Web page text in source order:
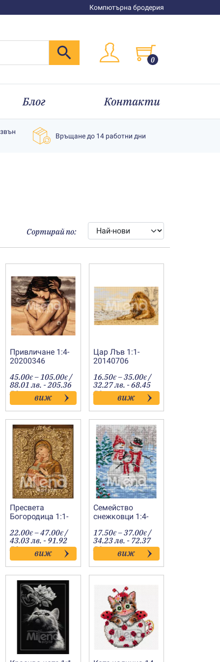
Компютърна бродерия
0
Блог Контакти
Връщане до 14 работни дни
Сортирай по:
Привличане 1:4-
20200346
45.00€ –105.00€Price
range:
45.00€
through
105.00€
/
88.01 лв. - 205.36
лв. виж
Цар Лъв 1:1-
20140706
16.50€ –35.00€Price
range:
16.50€
through
35.00€
/
32.27 лв. - 68.45
лв. виж
Пресвета
Богородица 1:1-
22.00€ –47.00€Price
range:
22.00€
through
47.00€
/
43.03 лв. - 91.92
лв. виж
Семейство
снежковци 1:4-
17.50€ –37.00€Price
range:
17.50€
through
37.00€
/
34.23 лв. - 72.37
лв. виж